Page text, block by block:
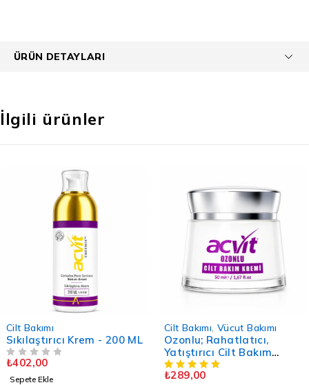
ÜRÜN DETAYLARI
İlgili ürünler
Cilt Bakımı
Sıkılaştırıcı Krem - 200 ML
₺402,00
Sepete Ekle
Cilt Bakımı Vücut Bakımı
Ozonlu; Rahatlatıcı,
Yatıştırıcı Cilt Bakım
Kremi - 50 ML.
₺289,00